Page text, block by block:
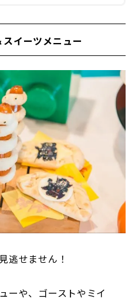
イーツメニュー
逃せません！
ーや、ゴーストやミイ